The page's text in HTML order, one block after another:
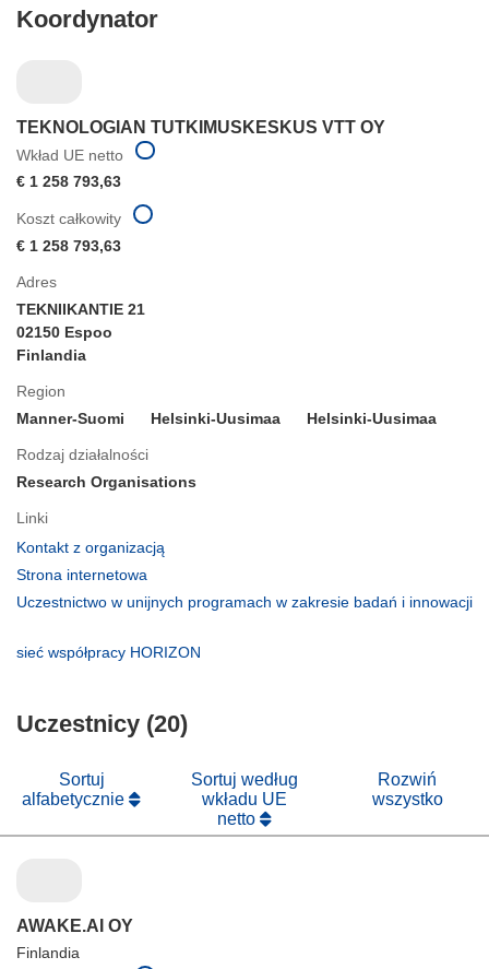
Koordynator
TEKNOLOGIAN TUTKIMUSKESKUS VTT OY
Wkład UE netto
€ 1 258 793,63
Adres
TEKNIIKANTIE 21
02150 Espoo
Finlandia
Region
Manner-Suomi
Helsinki-Uusimaa Helsinki-Uusimaa
Rodzaj działalności
Research Organisations
Linki
Kontakt z organizacją
oknie)
Strona internetowa
otworzy
Uczestnictwo w unijnych programach w zakresie badań i innowacji
otworzy
nowym
sieć współpracy HORIZON
Koszt całkowity
€ 1 258 793,63
Uczestnicy (20)
Sortuj
alfabetycznie
Sortuj według
wkładu UE
netto
Rozwiń
wszystko
AWAKE.AI OY
Finlandia